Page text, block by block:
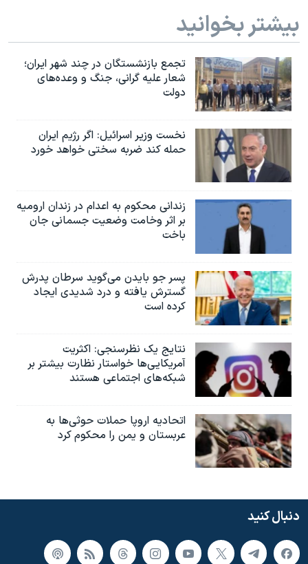
بیشتر بخوانید
تجمع بازنشستگان در چند شهر ایران؛
شعار علیه گرانی، جنگ و وعده‌های
دولت
نخست وزیر اسرائيل: اگر رژیم ایران
حمله کند ضربه سختی خواهد خورد
زندانی محکوم به اعدام در زندان ارومیه
بر اثر وخامت وضعیت جسمانی جان
باخت
پسر جو بایدن می‌گوید سرطان پدرش
گسترش یافته و درد شدیدی ایجاد
کرده است
نتایج یک نظرسنجی: اکثریت
آمریکایی‌ها خواستار نظارت بیشتر بر
شبکه‌های اجتماعی هستند
اتحادیه اروپا حملات حوثی‌ها به
عربستان و یمن را محکوم کرد
دنبال کنید